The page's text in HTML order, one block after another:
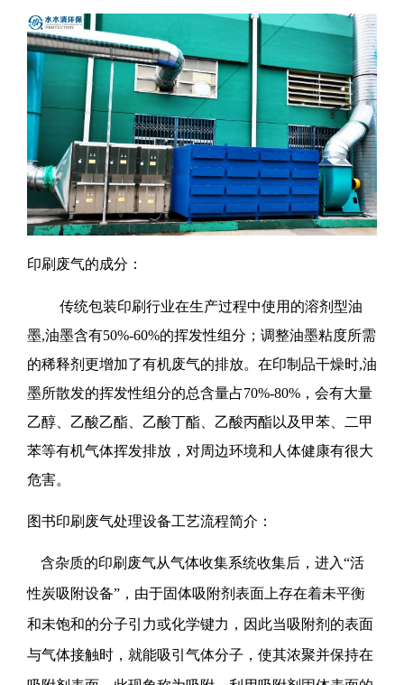
印刷废气的成分：
传统包装印刷行业在生产过程中使用的溶剂型油
墨,油墨含有50%-60%的挥发性组分；调整油墨粘度所需
的稀释剂更增加了有机废气的排放。在印制品干燥时,油
墨所散发的挥发性组分的总含量占70%-80%，会有大量
乙醇、乙酸乙酯、乙酸丁酯、乙酸丙酯以及甲苯、二甲
苯等有机气体挥发排放，对周边环境和人体健康有很大
危害。
图书印刷废气处理设备工艺流程简介：
含杂质的印刷废气从气体收集系统收集后，进入“活
性炭吸附设备”，由于固体吸附剂表面上存在着未平衡
和未饱和的分子引力或化学键力，因此当吸附剂的表面
与气体接触时，就能吸引气体分子，使其浓聚并保持在